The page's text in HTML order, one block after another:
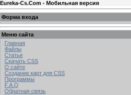
Eureka-Cs.Com - Мобильная версия
Форма входа
Меню сайта
Главная
Файлы
Статьи
Скачать CSS
О сайте
Создание карт для CSS
Программы
F.A.Q
Обратная связь